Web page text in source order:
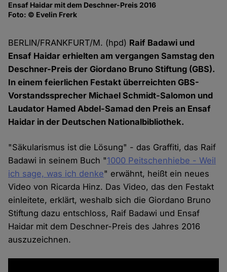
Ensaf Haidar mit dem Deschner-Preis 2016
Foto: © Evelin Frerk
BERLIN/FRANKFURT/M. (hpd) Raif Badawi und
Ensaf Haidar erhielten am vergangen Samstag den
Deschner-Preis der Giordano Bruno Stiftung (GBS).
In einem feierlichen Festakt überreichten GBS-
Vorstandssprecher Michael Schmidt-Salomon und
Laudator Hamed Abdel-Samad den Preis an Ensaf
Haidar in der Deutschen Nationalbibliothek.
"Säkularismus ist die Lösung" - das Graffiti, das Raif
Badawi in seinem Buch "1000 Peitschenhiebe - Weil
ich sage, was ich denke" erwähnt, heißt ein neues
Video von Ricarda Hinz. Das Video, das den Festakt
einleitete, erklärt, weshalb sich die Giordano Bruno
Stiftung dazu entschloss, Raif Badawi und Ensaf
Haidar mit dem Deschner-Preis des Jahres 2016
auszuzeichnen.